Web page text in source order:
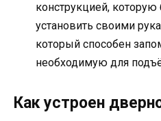
конструкцией,
установить своими
который способен
необходимую для
Как устроен